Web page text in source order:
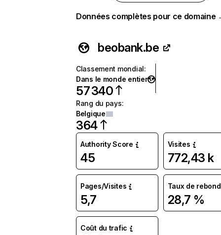
Données complètes pour ce domaine
beobank.be
Classement mondial:
Dans le monde entier
57 340
Rang du pays:
Belgique
364
Authority Score
45
Visites
772,43 k
Pages/Visites
5,7
Taux de rebond
28,7 %
Coût du trafic